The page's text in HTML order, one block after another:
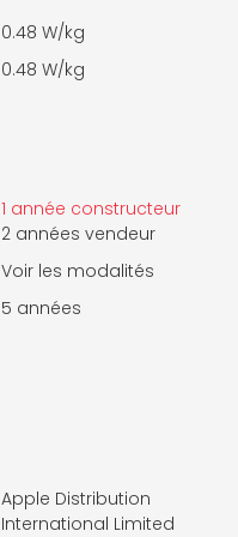
0.48 W/kg
0.48 W/kg
1 année constructeur
2 années vendeur
Voir les modalités
5 années
Apple Distribution
International Limited